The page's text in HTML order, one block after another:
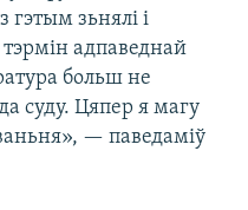
гэтым зьнялі і
адпаведнай
больш не
суду. Цяпер я магу
— паведаміў